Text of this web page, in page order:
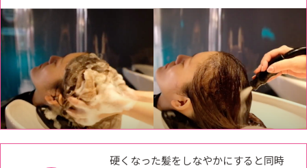
硬くなった髪をしなやかにすると同時